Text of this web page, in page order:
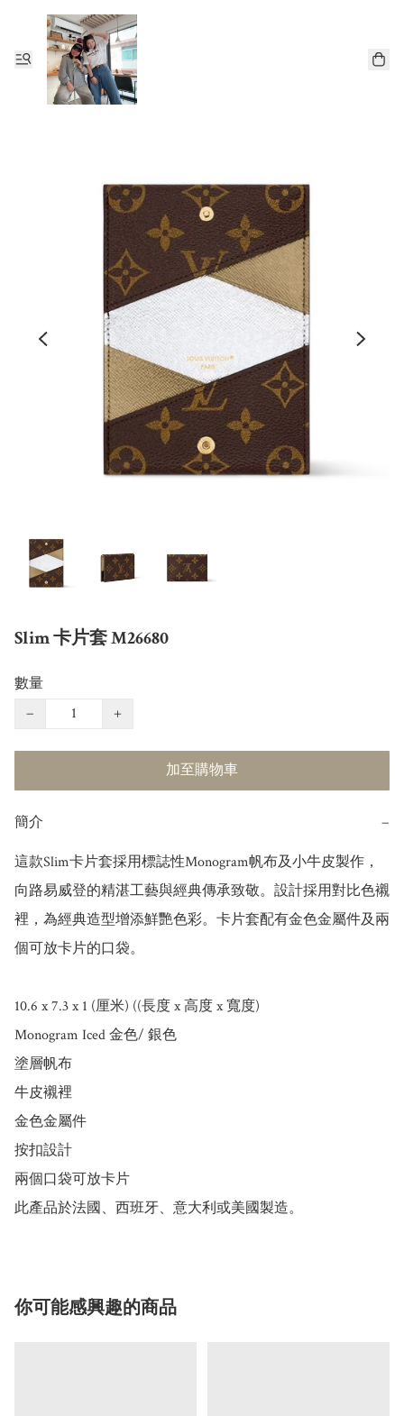
Slim 卡片套 M26680
數量
−
+
加至購物車
簡介 −
這款Slim卡片套採用標誌性Monogram帆布及小牛皮製作，
向路易威登的精湛工藝與經典傳承致敬。設計採用對比色襯
裡，為經典造型增添鮮艷色彩。卡片套配有金色金屬件及兩
個可放卡片的口袋。
10.6 x 7.3 x 1 (厘米) ((長度 x 高度 x 寬度)
Monogram Iced 金色/ 銀色
塗層帆布
牛皮襯裡
金色金屬件
按扣設計
兩個口袋可放卡片
此產品於法國、西班牙、意大利或美國製造。
你可能感興趣的商品